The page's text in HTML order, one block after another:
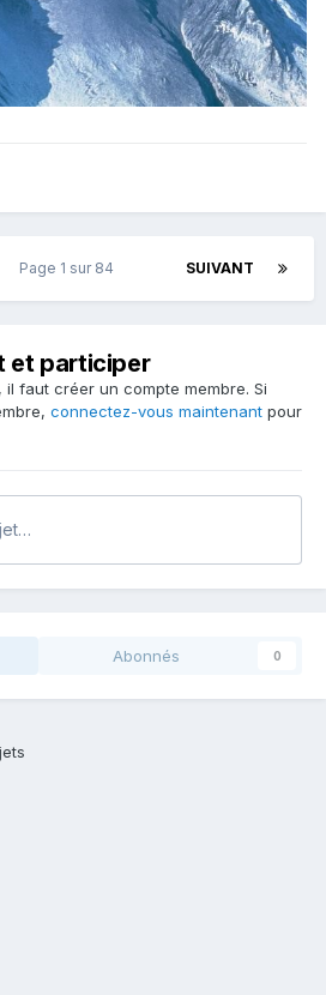
SUIVANT
Page 1 sur 84
et participer
faut créer un compte membre. Si
connectez-vous maintenant pour
Abonnés 0